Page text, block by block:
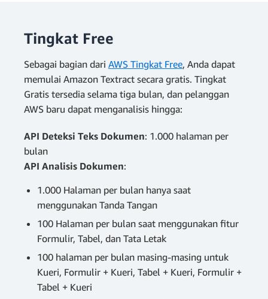
Tingkat Free
Sebagai bagian dari AWS Tingkat Free, Anda dapat
memulai Amazon Textract secara gratis. Tingkat
Gratis tersedia selama tiga bulan, dan pelanggan
AWS baru dapat menganalisis hingga:
API Deteksi Teks Dokumen: 1.000 halaman per
bulan
API Analisis Dokumen:
1.000 Halaman per bulan hanya saat
menggunakan Tanda Tangan
100 Halaman per bulan saat menggunakan fitur
Formulir, Tabel, dan Tata Letak
100 halaman per bulan masing-masing untuk
Kueri, Formulir + Kueri, Tabel + Kueri, Formulir +
Tabel + Kueri